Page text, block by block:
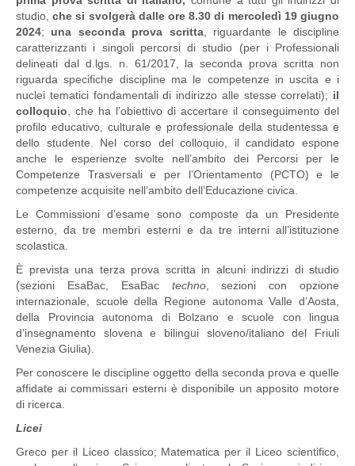
studio, che si svolgerà dalle ore 8.30 di mercoledì 19 giugno
2024; una seconda prova scritta, riguardante le discipline
caratterizzanti i singoli percorsi di studio (per i Professionali
delineati dal d.lgs. n. 61/2017, la seconda prova scritta non
riguarda specifiche discipline ma le competenze in uscita e i
nuclei tematici fondamentali di indirizzo alle stesse correlati); il
colloquio, che ha l’obiettivo di accertare il conseguimento del
profilo educativo, culturale e professionale della studentessa e
dello studente. Nel corso del colloquio, il candidato espone
anche le esperienze svolte nell’ambito dei Percorsi per le
Competenze Trasversali e per l’Orientamento (PCTO) e le
competenze acquisite nell’ambito dell’Educazione civica.
Le Commissioni d’esame sono composte da un Presidente
esterno, da tre membri esterni e da tre interni all’istituzione
scolastica.
È prevista una terza prova scritta in alcuni indirizzi di studio
(sezioni EsaBac, EsaBac techno, sezioni con opzione
internazionale, scuole della Regione autonoma Valle d’Aosta,
della Provincia autonoma di Bolzano e scuole con lingua
d’insegnamento slovena e bilingui sloveno/italiano del Friuli
Venezia Giulia).
Per conoscere le discipline oggetto della seconda prova e quelle
affidate ai commissari esterni è disponibile un apposito motore
di ricerca.
Licei
Greco per il Liceo classico; Matematica per il Liceo scientifico,